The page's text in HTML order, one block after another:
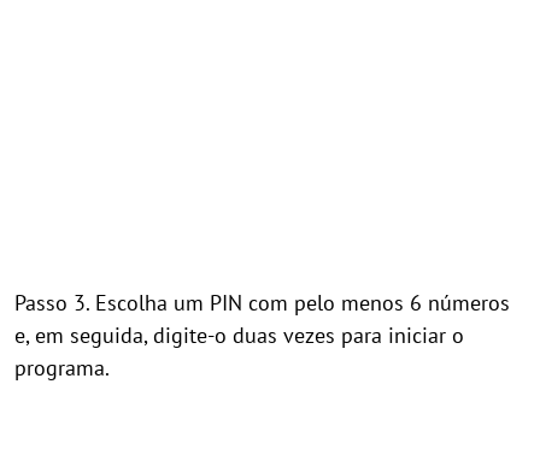
Passo 3. Escolha um PIN com pelo menos 6 números
e, em seguida, digite-o duas vezes para iniciar o
programa.